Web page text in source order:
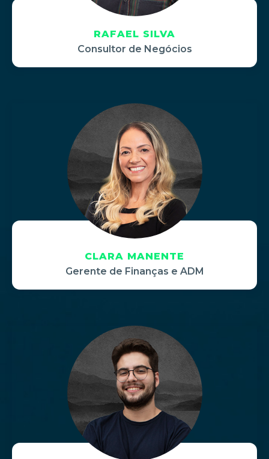
RAFAEL SILVA
Consultor de Negócios
CLARA MANENTE
Gerente de Finanças e ADM